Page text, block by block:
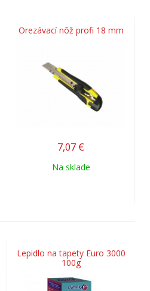
Orezávací nôž profi 18 mm
7,07 €
Na sklade
Lepidlo na tapety Euro 3000
100g